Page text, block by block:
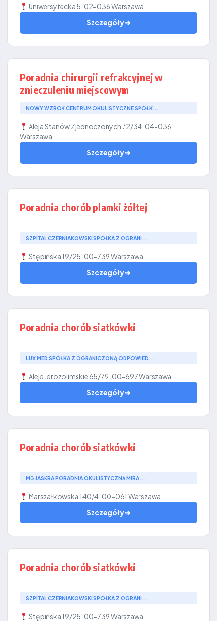
Uniwersytecka 5, 02-036 Warszawa
Szczegóły ➔
Poradnia chirurgii refrakcyjnej w
znieczuleniu miejscowym
NOWY WZROK CENTRUM OKULISTYCZNE SPÓŁK...
Aleja Stanów Zjednoczonych 72/34, 04-036
Warszawa
Szczegóły ➔
Poradnia chorób plamki żółtej
SZPITAL CZERNIAKOWSKI SPÓŁKA Z OGRANI...
Stępińska 19/25, 00-739 Warszawa
Szczegóły ➔
Poradnia chorób siatkówki
LUX MED SPÓŁKA Z OGRANICZONĄ ODPOWIED...
Aleje Jerozolimskie 65/79, 00-697 Warszawa
Szczegóły ➔
Poradnia chorób siatkówki
MG JASKRA PORADNIA OKULISTYCZNA MIRA ...
Marszałkowska 140/4, 00-061 Warszawa
Szczegóły ➔
Poradnia chorób siatkówki
SZPITAL CZERNIAKOWSKI SPÓŁKA Z OGRANI...
Stępińska 19/25, 00-739 Warszawa